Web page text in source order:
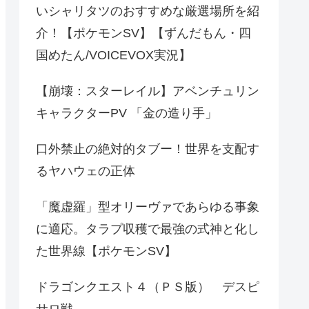
いシャリタツのおすすめな厳選場所を紹
介！【ポケモンSV】【ずんだもん・四
国めたん/VOICEVOX実況】
【崩壊：スターレイル】アベンチュリン
キャラクターPV 「金の造り手」
口外禁止の絶対的タブー！世界を支配す
るヤハウェの正体
「魔虚羅」型オリーヴァであらゆる事象
に適応。タラプ収穫で最強の式神と化し
た世界線【ポケモンSV】
ドラゴンクエスト４（ＰＳ版） デスピ